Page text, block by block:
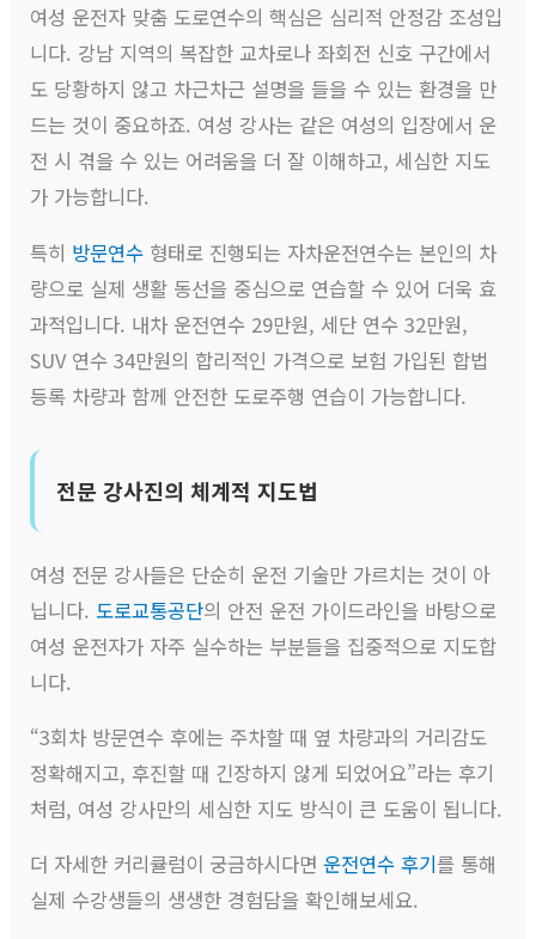
여성 운전자 맞춤 도로연수의 핵심은 심리적 안정감 조성입
니다. 강남 지역의 복잡한 교차로나 좌회전 신호 구간에서
도 당황하지 않고 차근차근 설명을 들을 수 있는 환경을 만
드는 것이 중요하죠. 여성 강사는 같은 여성의 입장에서 운
전 시 겪을 수 있는 어려움을 더 잘 이해하고, 세심한 지도
가 가능합니다.
특히 방문연수 형태로 진행되는 자차운전연수는 본인의 차
량으로 실제 생활 동선을 중심으로 연습할 수 있어 더욱 효
과적입니다. 내차 운전연수 29만원, 세단 연수 32만원,
SUV 연수 34만원의 합리적인 가격으로 보험 가입된 합법
등록 차량과 함께 안전한 도로주행 연습이 가능합니다.
전문 강사진의 체계적 지도법
여성 전문 강사들은 단순히 운전 기술만 가르치는 것이 아
닙니다. 도로교통공단의 안전 운전 가이드라인을 바탕으로
여성 운전자가 자주 실수하는 부분들을 집중적으로 지도합
니다.
“3회차 방문연수 후에는 주차할 때 옆 차량과의 거리감도
정확해지고, 후진할 때 긴장하지 않게 되었어요”라는 후기
처럼, 여성 강사만의 세심한 지도 방식이 큰 도움이 됩니다.
더 자세한 커리큘럼이 궁금하시다면운전연수 후기를 통해
실제 수강생들의 생생한 경험담을 확인해보세요.